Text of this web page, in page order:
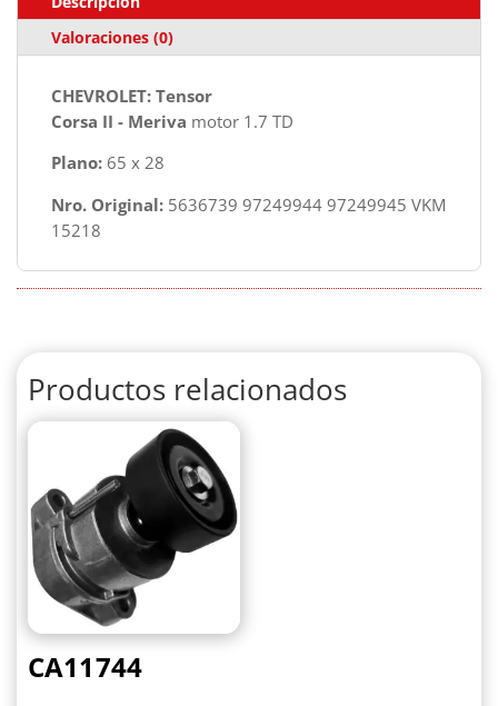
Valoraciones (0)
CHEVROLET: Tensor
Corsa II - Meriva motor 1.7 TD
Plano: 65 x 28
Nro. Original: 5636739 97249944 97249945 VKM
15218
Productos relacionados
CA11744